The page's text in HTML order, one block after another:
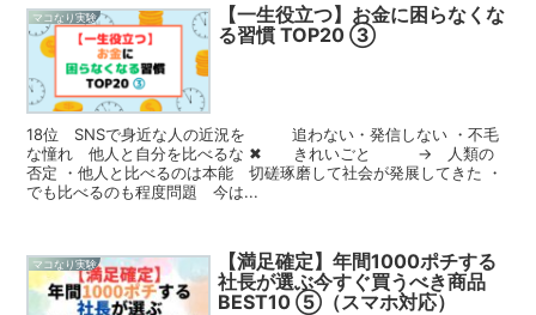
マコなり実験
【一生役立つ】お金に困らなくな
る習慣 TOP20 ③
18位 SNSで身近な人の近況を 追わない・発信しない ・不毛
な憧れ 他人と自分を比べるな ✖ きれいごと → 人類の
否定 ・他人と比べるのは本能 切磋琢磨して社会が発展してきた ・
でも比べるのも程度問題 今は...
マコなり実験
【満足確定】年間1000ポチする
社長が選ぶ今すぐ買うべき商品
BEST10 ⑤（スマホ対応）